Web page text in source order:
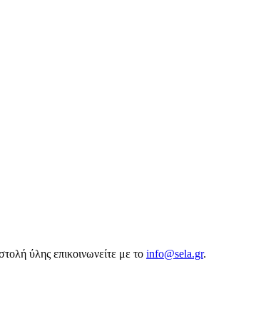
ύλης επικοινωνείτε με το info@sela.gr.